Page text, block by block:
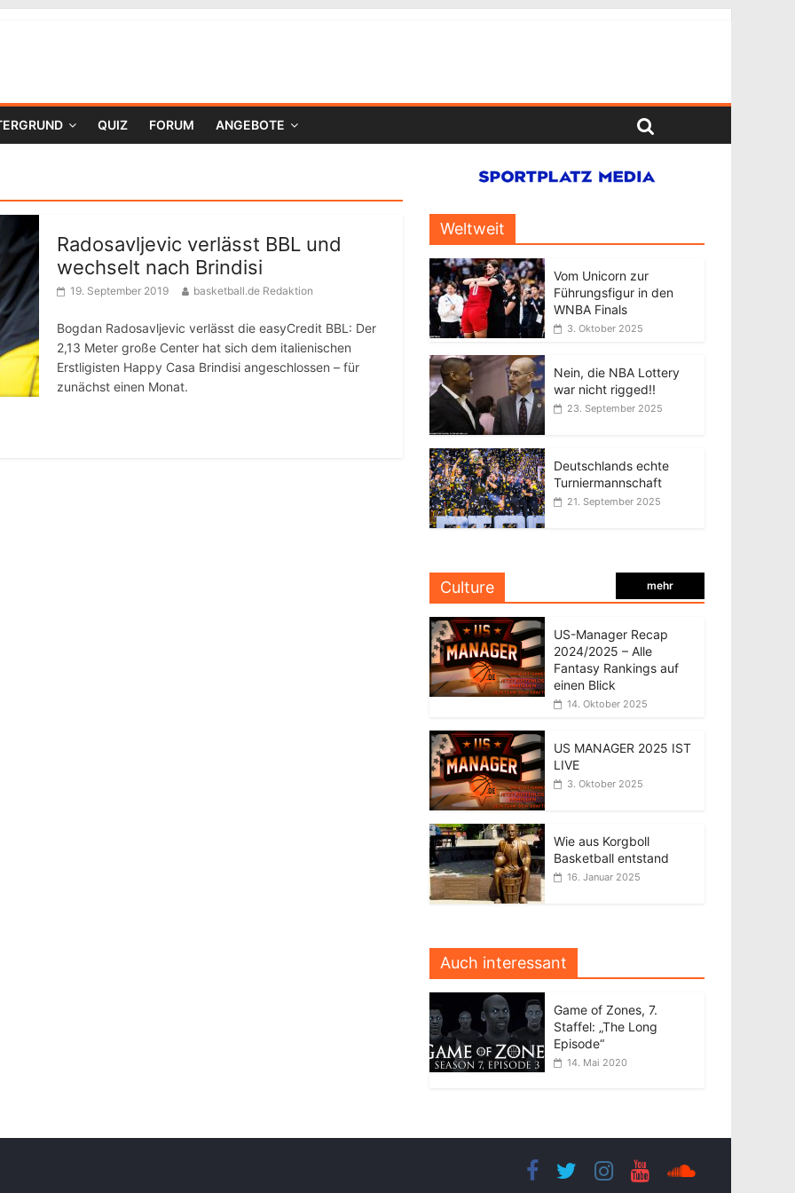
QUIZ FORUM ANGEBOTE
Radosavljevic verlässt BBL und
wechselt nach Brindisi
19. September 2019 basketball.de Redaktion
Bogdan Radosavljevic verlässt die easyCredit BBL: Der
2,13 Meter große Center hat sich dem italienischen
Erstligisten Happy Casa Brindisi angeschlossen – für
zunächst einen Monat.
Weltweit
Vom Unicorn zur
Führungsfigur in den
WNBA Finals
3. Oktober 2025
Nein, die NBA Lottery
war nicht rigged!!
23. September 2025
Deutschlands echte
Turniermannschaft
21. September 2025
Culture mehr
US-Manager Recap
2024/2025 – Alle
Fantasy Rankings auf
einen Blick
14. Oktober 2025
US MANAGER 2025 IST
LIVE
3. Oktober 2025
Wie aus Korgboll
Basketball entstand
16. Januar 2025
Auch interessant
Game of Zones, 7.
Staffel: „The Long
Episode“
14. Mai 2020